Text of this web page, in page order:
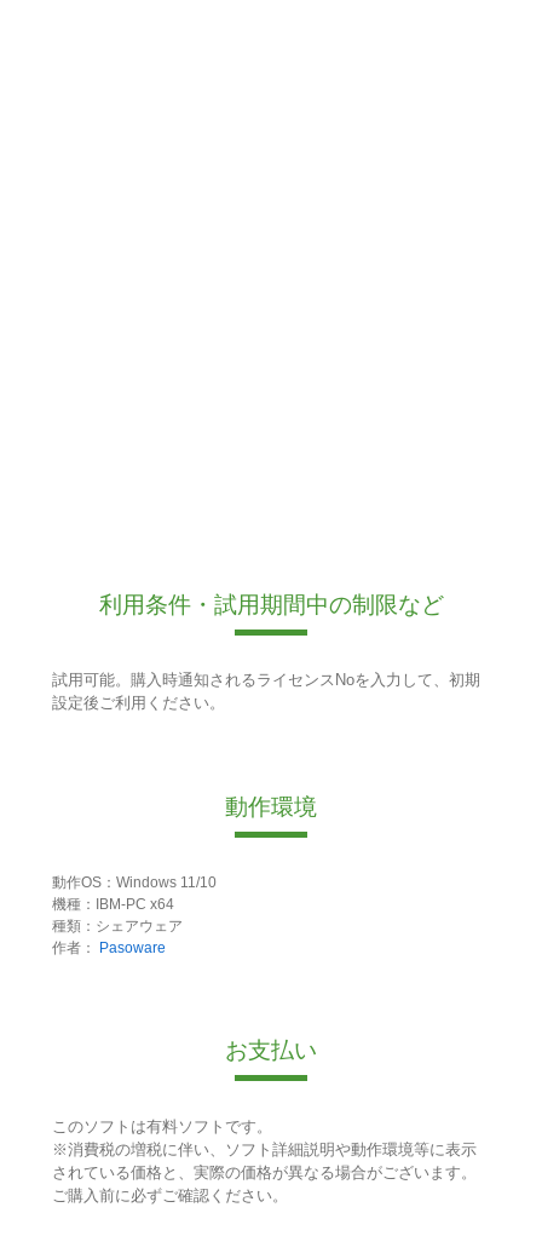
利用条件・試用期間中の制限など
試用可能。購入時通知されるライセンスNoを入力して、初期
設定後ご利用ください。
動作環境
動作OS：Windows 11/10
機種：IBM-PC x64
種類：シェアウェア
作者：
Pasoware
お支払い
このソフトは有料ソフトです。
※消費税の増税に伴い、ソフト詳細説明や動作環境等に表示
されている価格と、実際の価格が異なる場合がございます。
ご購入前に必ずご確認ください。